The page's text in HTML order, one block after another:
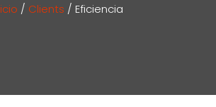
/ Clients / Eficiencia